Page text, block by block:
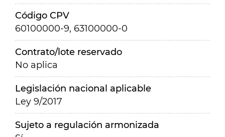
Código CPV
60100000-9, 63100000-0
Contrato/lote reservado
No aplica
Legislación nacional aplicable
Ley 9/2017
Sujeto a regulación armonizada